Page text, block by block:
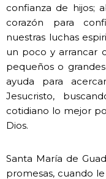
confianza de hijos;
corazón para
nuestras luchas
un poco y arrancar
pequeños o
ayuda para
Jesucristo,
cotidiano lo mejor
Dios.
Santa María de
promesas, cuando